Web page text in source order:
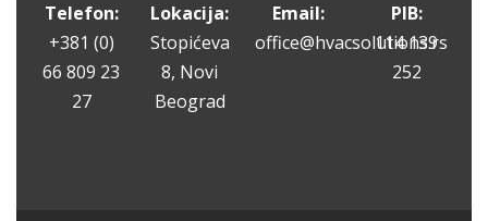
Telefon:
+381 (0)
66 809 23
27
Lokacija:
Stopićeva
8, Novi
Beograd
Email:
office@hvacsolutions.rs
PIB:
114 139
252